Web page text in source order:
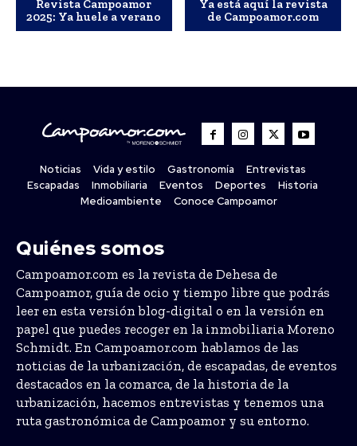
Revista Campoamor
2025: Ya huele a verano
Ya está aquí la revista
de Campoamor.com
Noticias Vida y estilo Gastronomía
Entrevistas
Escapadas
Inmobiliaria Eventos Deportes
Historia
Medioambiente
Conoce Campoamor
Quiénes somos
Campoamor.com es la revista de Dehesa de
Campoamor, guía de ocio y tiempo libre que podrás
leer en esta versión blog-digital o en la versión en
papel que puedes recoger en la inmobiliaria Moreno
Schmidt. En Campoamor.com hablamos de las
noticias de la urbanización, de escapadas, de eventos
destacados en la comarca, de la historia de la
urbanización, hacemos entrevistas y tenemos una
ruta gastronómica de Campoamor y su entorno.